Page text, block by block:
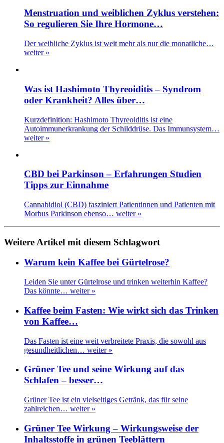
Menstruation und weiblichen Zyklus verstehen:
So regulieren Sie Ihre Hormone…
Der weibliche Zyklus ist weit mehr als nur die monatliche…
weiter »
Was ist Hashimoto Thyreoiditis – Syndrom
oder Krankheit? Alles über…
Kurzdefinition: Hashimoto Thyreoiditis ist eine
Autoimmunerkrankung der Schilddrüse. Das Immunsystem…
weiter »
CBD bei Parkinson – Erfahrungen Studien
Tipps zur Einnahme
Cannabidiol (CBD) fasziniert Patientinnen und Patienten mit
Morbus Parkinson ebenso… weiter »
Weitere Artikel mit diesem Schlagwort
Warum kein Kaffee bei Gürtelrose?
Leiden Sie unter Gürtelrose und trinken weiterhin Kaffee?
Das könnte… weiter »
Kaffee beim Fasten: Wie wirkt sich das Trinken
von Kaffee…
Das Fasten ist eine weit verbreitete Praxis, die sowohl aus
gesundheitlichen… weiter »
Grüner Tee und seine Wirkung auf das
Schlafen – besser…
Grüner Tee ist ein vielseitiges Getränk, das für seine
zahlreichen… weiter »
Grüner Tee Wirkung – Wirkungsweise der
Inhaltsstoffe in grünen Teeblättern